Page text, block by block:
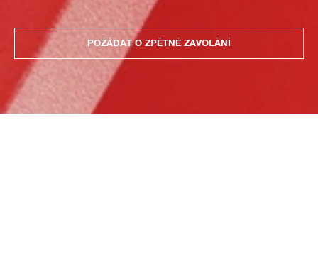
POŽÁDAT O ZPĚTNÉ ZAVOLÁNÍ